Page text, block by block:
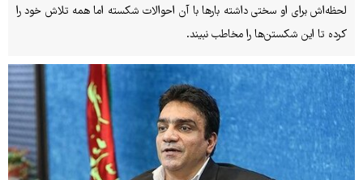
لحظه‌اش برای او سختی داشته بارها با آن احوالات شکسته اما همه تلاش خود را
کرده تا این شکستن‌ها را مخاطب نبیند.